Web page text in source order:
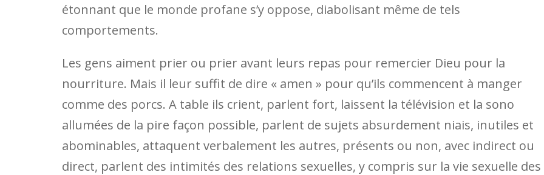
étonnant que le monde profane s’y oppose, diabolisant même de tels
comportements.
Les gens aiment prier ou prier avant leurs repas pour remercier Dieu pour la
nourriture. Mais il leur suffit de dire « amen » pour qu’ils commencent à manger
comme des porcs. A table ils crient, parlent fort, laissent la télévision et la sono
allumées de la pire façon possible, parlent de sujets absurdement niais, inutiles et
abominables, attaquent verbalement les autres, présents ou non, avec indirect ou
direct, parlent des intimités des relations sexuelles, y compris sur la vie sexuelle des